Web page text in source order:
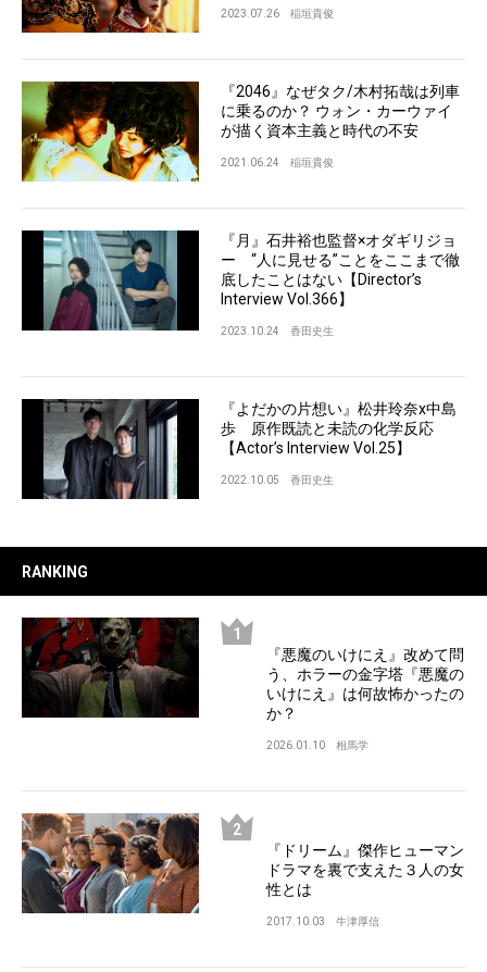
2023.07.26 稲垣貴俊
『2046』なぜタク/木村拓哉は列車
に乗るのか？ ウォン・カーウァイ
が描く資本主義と時代の不安
2021.06.24 稲垣貴俊
『月』石井裕也監督×オダギリジョ
ー “人に見せる”ことをここまで徹
底したことはない【Director’s
Interview Vol.366】
2023.10.24 香田史生
『よだかの片想い』松井玲奈x中島
歩 原作既読と未読の化学反応
【Actor’s Interview Vol.25】
2022.10.05 香田史生
RANKING
『悪魔のいけにえ』改めて問
う、ホラーの金字塔『悪魔の
いけにえ』は何故怖かったの
か？
2026.01.10 相馬学
『ドリーム』傑作ヒューマン
ドラマを裏で支えた３人の女
性とは
2017.10.03 牛津厚信